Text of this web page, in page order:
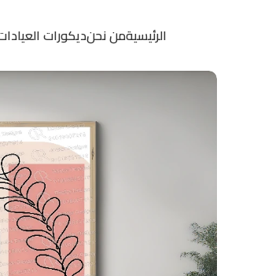
الرئيسيةمن نحنديكورات